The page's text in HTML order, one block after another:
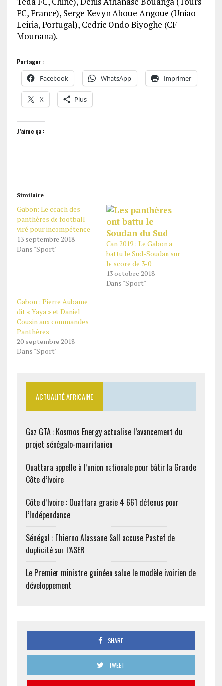
FC, France), Serge Kevyn Aboue Angoue (Uniao
Leiria, Portugal), Cedric Ondo Biyoghe (CF
Mounana).
Partager :
Facebook WhatsApp Imprimer
X Plus
J’aime ça :
Similaire
Gabon: Le coach des
panthères de football
viré pour incompétence
13 septembre 2018
Dans "Sport"
Can 2019 : Le Gabon a
battu le Sud-Soudan sur
le score de 3-0
13 octobre 2018
Dans "Sport"
Gabon : Pierre Aubame
dit « Yaya » et Daniel
Cousin aux commandes
Panthères
20 septembre 2018
Dans "Sport"
ACTUALITÉ AFRICAINE
Gaz GTA : Kosmos Energy actualise l’avancement du
projet sénégalo-mauritanien
Ouattara appelle à l’union nationale pour bâtir la Grande
Côte d’Ivoire
Côte d’Ivoire : Ouattara gracie 4 661 détenus pour
l’Indépendance
Sénégal : Thierno Alassane Sall accuse Pastef de
duplicité sur l’ASER
Le Premier ministre guinéen salue le modèle ivoirien de
développement
SHARE
TWEET